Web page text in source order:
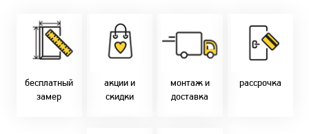
бесплатный
замер
Замер бесплатно!
Оперативно!
День-в-день или
на следующий!
заказать по
10-40, (Viber)
акции и
скидки
Скидки:
-новоселам - 2%
-многодетным -
2%
наличными - 10%
монтаж и
доставка
фурнитуры.
Качественный
монтаж дверей,
окон и мебели.
Беларуси.
В удобное для Вас
рассрочка
Микс
2-36 мес
Магнит-5 мес.
Смарт - 4 мес.
FUN - 4 мес.